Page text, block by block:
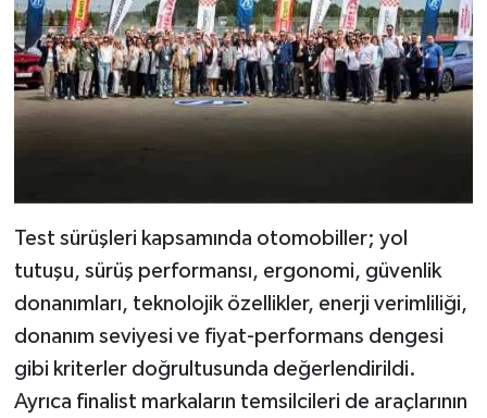
Test sürüşleri kapsamında otomobiller; yol
tutuşu, sürüş performansı, ergonomi, güvenlik
donanımları, teknolojik özellikler, enerji verimliliği,
donanım seviyesi ve fiyat-performans dengesi
gibi kriterler doğrultusunda değerlendirildi.
Ayrıca finalist markaların temsilcileri de araçlarının